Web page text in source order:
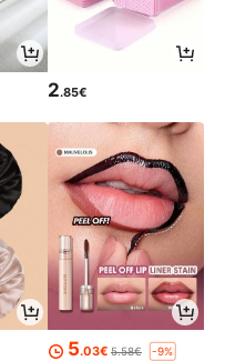
2.85€
5.03€ 5.58€ -9%